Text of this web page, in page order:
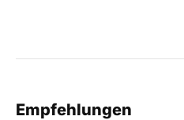
Empfehlungen